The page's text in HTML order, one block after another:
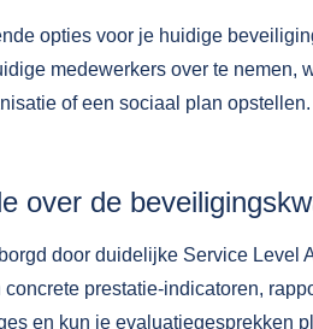
opties voor je huidige
medewerkers over te nemen,
of een sociaal plan
over de
door duidelijke Service Level
prestatie-indicatoren,
en kun je evaluatiegesprekken